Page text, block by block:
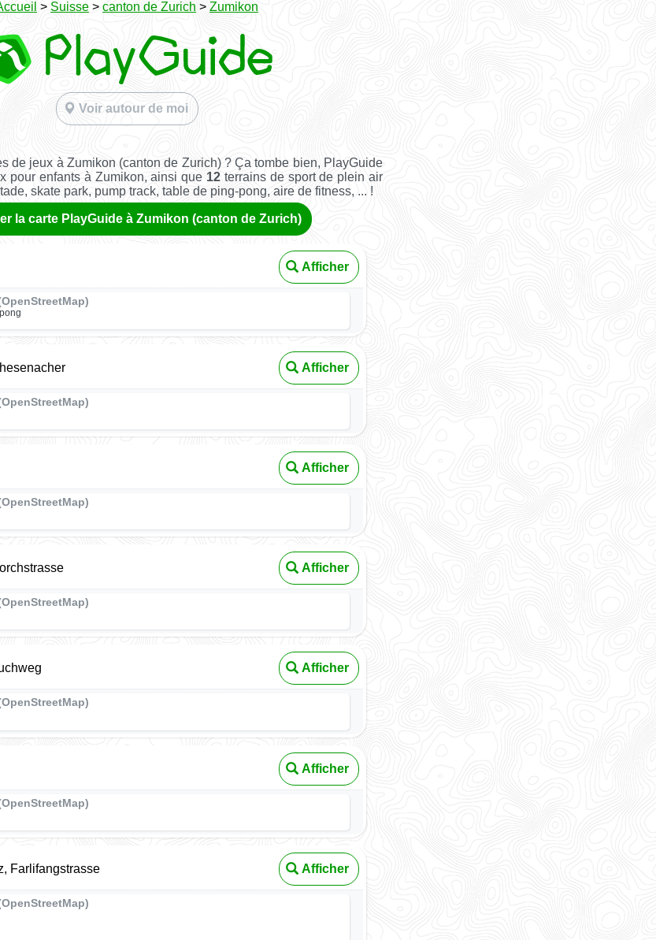
> Suisse > canton de Zurich > Zumikon
Voir autour de moi
de jeux à Zumikon (canton de Zurich) ? Ça tombe bien, PlayGuide
pour enfants à Zumikon, ainsi que 12 terrains de sport de plein air
skate park, pump track, table de ping-pong, aire de fitness, ... !
la carte PlayGuide à Zumikon (canton de Zurich)
Afficher
Afficher
Afficher
Afficher
Afficher
Afficher
Farlifangstrasse Afficher